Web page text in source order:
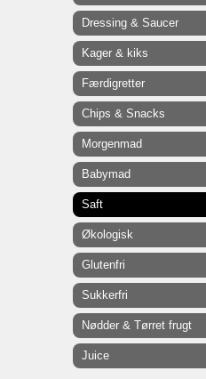
Dressing & Saucer
Kager & kiks
Færdigretter
Chips & Snacks
Morgenmad
Babymad
Saft
Økologisk
Glutenfri
Sukkerfri
Nødder & Tørret frugt
Juice